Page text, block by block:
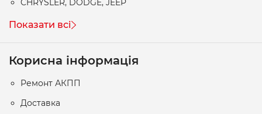
CHRYSLER, DODGE, JEEP
Показати всі
Корисна інформація
Ремонт АКПП
Доставка